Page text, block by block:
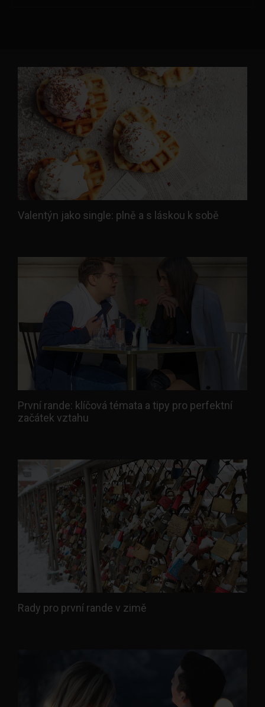
Valentýn jako single: plně a s láskou k sobě
První rande: klíčová témata a tipy pro perfektní
začátek vztahu
Rady pro první rande v zimě